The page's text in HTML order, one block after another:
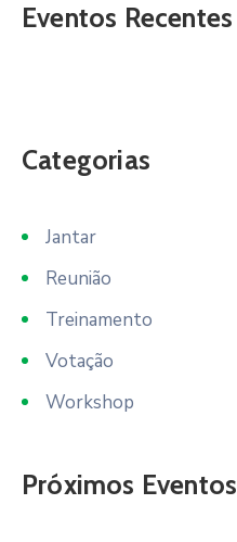
Eventos Recentes
Categorias
Jantar
Reunião
Treinamento
Votação
Workshop
Próximos Eventos